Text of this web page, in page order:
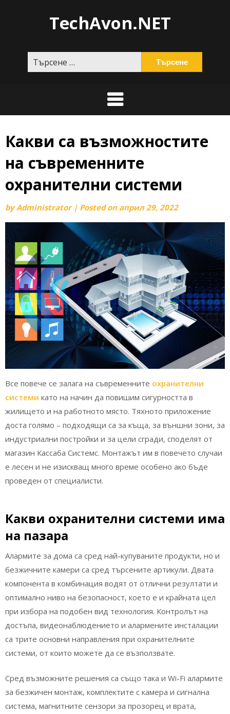
TechAvon.NET
за:
Какви са възможностите
на съвременните
охранителни системи
byAdministrator | Posted on април 29, 2022
Все повече се залага на съвременните охранителни
системи като на начин да повишим сигурността в
жилището и на работното място. Тяхното приложение
доста голямо – подходящи са за къща, за външни зони, за
индустриални постройки и за цели сгради, споделят от
магазин Кассаба Системс. Монтажът им в повечето случаи
е лесен и не изискващ много време особено ако бъде
проведен от специалисти.
Какви охранителни системи има
на пазара
Алармите за дома са сред най-купуваните продукти, но и
безжичните камери са сред търсените артикули. Двата
компонента в комбинация водят от отлични резултати и
оптимално ниво на безопасност, което е и крайната цел
при избора на подобен вид технология. Контролът на
достъпа, видеонаблюдението и алармените инсталации
са трите основни направления при охранителните
системи, от които можете да се възползвате.
Сред възможните решения са също така и Wi-Fi алармите
за безжичен монтаж, комплектите с камера и сигнална
система, магнитните сензори за прозорец и врата,